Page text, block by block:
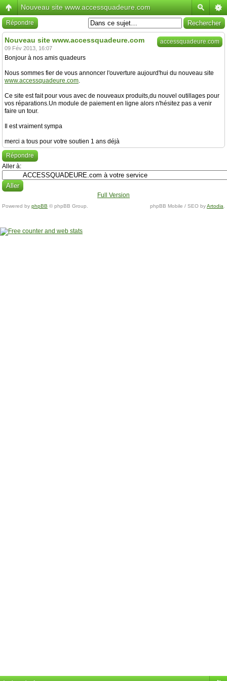
Nouveau site www.accessquadeure.com
Répondre
accessquadeure.com
Nouveau site www.accessquadeure.com
09 Fév 2013, 16:07
Bonjour à nos amis quadeurs
Nous sommes fier de vous annoncer l'ouverture aujourd'hui du nouveau site
www.accessquadeure.com.
Ce site est fait pour vous avec de nouveaux produits,du nouvel outillages pour
vos réparations.Un module de paiement en ligne alors n'hésitez pas a venir
faire un tour.
Il est vraiment sympa
merci a tous pour votre soutien 1 ans déjà
Répondre
Aller à:
Full Version
Powered by phpBB © phpBB Group. phpBB Mobile / SEO byArtodia